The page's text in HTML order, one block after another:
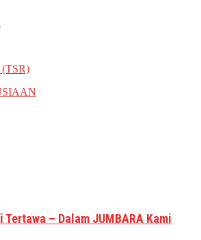
(TSR)
Tertawa – Dalam JUMBARA Kami